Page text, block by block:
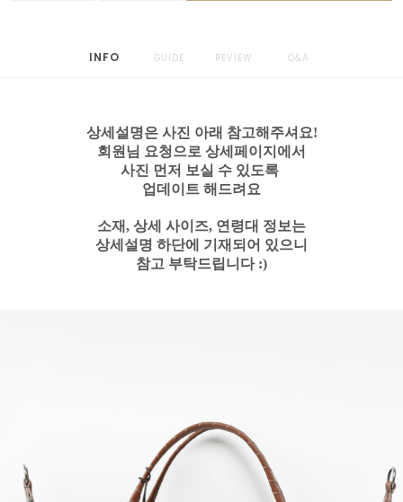
INFO GUIDE REVIEW Q&A
상세설명은 사진 아래 참고해주셔요!
회원님 요청으로 상세페이지에서
사진 먼저 보실 수 있도록
업데이트 해드려요
소재, 상세 사이즈, 연령대 정보는
상세설명 하단에 기재되어 있으니
참고 부탁드립니다 :)